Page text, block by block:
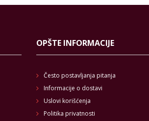
OPŠTE INFORMACIJE
Često postavljanja pitanja
Informacije o dostavi
Uslovi korišćenja
Politika privatnosti